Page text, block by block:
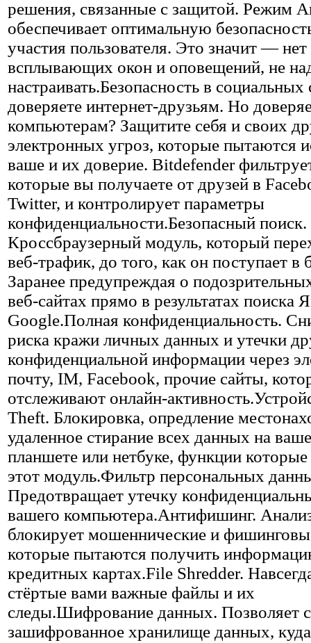
решения, связанные с защитой. Режим
обеспечивает оптимальную
участия пользователя. Это значит — нет
всплывающих окон и оповещений, не
настраивать.Безопасность в
доверяете интернет-друзьям. Но
компьютерам? Защитите себя и своих
электронных угроз, которые пытаются
ваше и их доверие. Bitdefender
которые вы получаете от друзей в
Twitter, и контролирует параметры
конфиденциальности.Безопасный поиск.
Кроссбраузерный модуль, который
веб-трафик, до того, как он поступает в
Заранее предупреждая о
веб-сайтах прямо в результатах поиска
Google.Полная конфиденциальность.
риска кражи личных данных и утечки
конфиденциальной информации через
почту, IM, Facebook, прочие сайты,
отслеживают онлайн-
Theft. Блокировка, опредление
удаленное стирание всех данных на
планшете или нетбуке, функции
этот модуль.Фильтр персональных
Предотвращает утечку
вашего компьютера.Антифишинг.
блокирует мошеннические и
которые пытаются получить
кредитных картах.File Shredder.
стёртые вами важные файлы и их
следы.Шифрование данных. Позволяет
зашифрованное хранилище данных,